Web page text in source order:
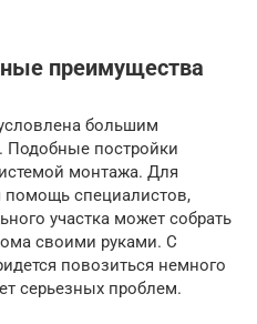
преимущества
большим
Подобные постройки
монтажа. Для
помощь специалистов,
участка может собрать
своими руками. С
повозиться немного
серьезных проблем.